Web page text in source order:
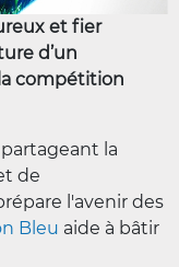
et fier
d’un
compétition
la
de
l'avenir des
Bleu aide à bâtir